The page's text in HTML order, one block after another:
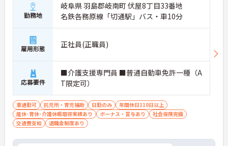
勤務地
岐阜県 羽島郡岐南町 伏屋8丁目33番地
名鉄各務原線「切通駅」バス・車10分
雇用形態 正社員(正職員)
応募要件
■介護支援専門員 ■普通自動車免許一種（A
T限定可）
車通勤可 託児所・育児補助 日勤のみ
年間休日110日以上
産休･育休･介護休暇取得実績あり
ボーナス・賞与あり
社会保険完備
交通費支給
退職金制度あり